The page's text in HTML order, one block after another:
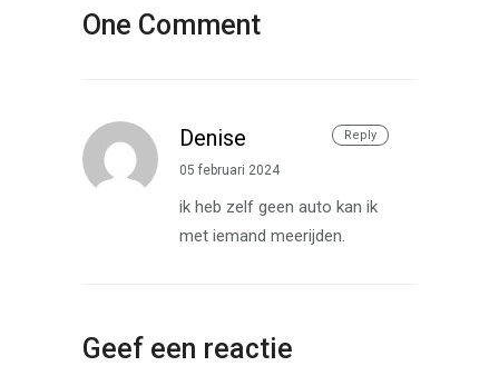
One Comment
Reply
Denise
05 februari 2024
ik heb zelf geen auto kan ik
met iemand meerijden.
Geef een reactie